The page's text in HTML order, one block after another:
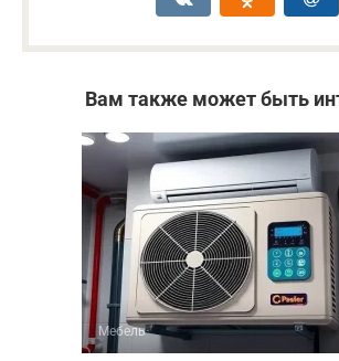
Вам также может быть
Мебель